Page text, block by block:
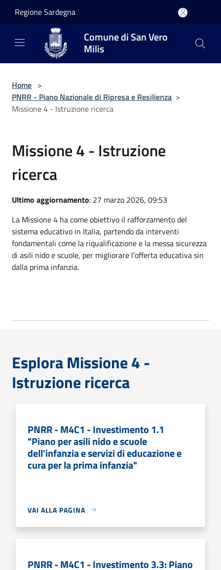
Regione Sardegna
Comune di San Vero
Milis
Home >
PNRR - Piano Nazionale di Ripresa e Resilienza >
Missione 4 - Istruzione ricerca
Missione 4 - Istruzione
ricerca
Ultimo aggiornamento: 27 marzo 2026, 09:53
La Missione 4 ha come obiettivo il rafforzamento del
sistema educativo in Italia, partendo da interventi
fondamentali come la riqualificazione e la messa sicurezza
di asili nido e scuole, per migliorare l’offerta educativa sin
dalla prima infanzia.
Esplora Missione 4 -
Istruzione ricerca
PNRR - M4C1 - Investimento 1.1
"Piano per asili nido e scuole
dell'infanzia e servizi di educazione e
cura per la prima infanzia"
VAI ALLA PAGINA
PNRR - M4C1 - Investimento 3.3: Piano